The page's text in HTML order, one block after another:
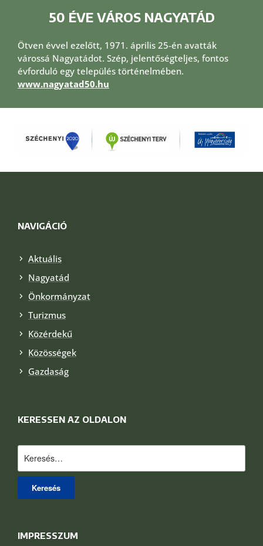
50 ÉVE VÁROS NAGYATÁD
Ötven évvel ezelőtt, 1971. április 25-én avatták
várossá Nagyatádot. Szép, jelentőségteljes, fontos
évforduló egy település történelmében.
www.nagyatad50.hu
NAVIGÁCIÓ
Aktuális
Nagyatád
Önkormányzat
Turizmus
Közérdekű
Közösségek
Gazdaság
KERESSEN AZ OLDALON
IMPRESSZUM